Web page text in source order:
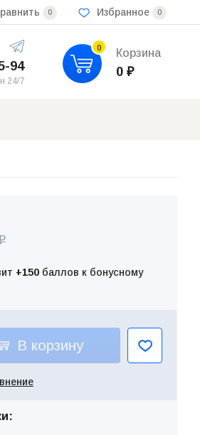
0 Избранное 0
94
24/7
0 Корзина
0 ₽
+150 баллов к бонусному
В корзину